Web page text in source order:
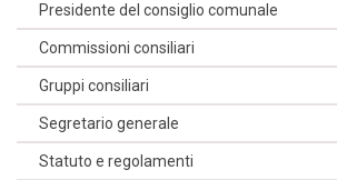
Presidente del consiglio comunale
Commissioni consiliari
Gruppi consiliari
Segretario generale
Statuto e regolamenti